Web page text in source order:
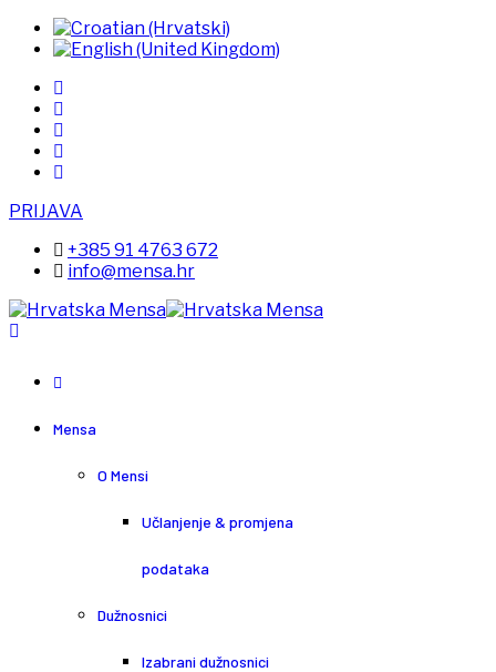
PRIJAVA
+385 91 4763 672
info@mensa.hr
Mensa
O Mensi
Učlanjenje & promjena
podataka
Dužnosnici
Izabrani dužnosnici